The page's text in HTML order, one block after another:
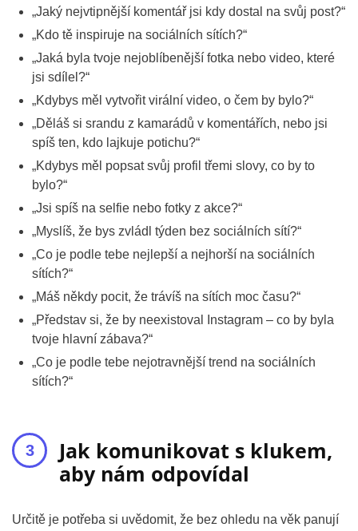
„Jaký nejvtipnější komentář jsi kdy dostal na svůj post?“
„Kdo tě inspiruje na sociálních sítích?“
„Jaká byla tvoje nejoblíbenější fotka nebo video, které
jsi sdílel?“
„Kdybys měl vytvořit virální video, o čem by bylo?“
„Děláš si srandu z kamarádů v komentářích, nebo jsi
spíš ten, kdo lajkuje potichu?“
„Kdybys měl popsat svůj profil třemi slovy, co by to
bylo?“
„Jsi spíš na selfie nebo fotky z akce?“
„Myslíš, že bys zvládl týden bez sociálních sítí?“
„Co je podle tebe nejlepší a nejhorší na sociálních
sítích?“
„Máš někdy pocit, že trávíš na sítích moc času?“
„Představ si, že by neexistoval Instagram – co by byla
tvoje hlavní zábava?“
„Co je podle tebe nejotravnější trend na sociálních
sítích?“
Jak komunikovat s klukem,
aby nám odpovídal
Určitě je potřeba si uvědomit, že bez ohledu na věk panují